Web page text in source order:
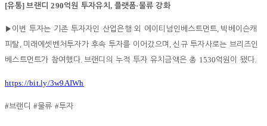
[유통]브랜디290억원 투자유치 , 플랫폼·물류 강화
▶ 이번 투자는 기존 투자자인 산업은행 외 에이티넘인베스트먼트, 빅베이슨캐
피탈, 미래에셋벤처투자가 후속 투자를 이어갔으며 ,신규 투자사로는 브리즈인
베스트먼트가 참여했다. 브랜디의 누적 투자 유치금액은 총 1530억원이 됐다.
https://bit.ly/3w9AIWh
#브랜디#물류 #투자